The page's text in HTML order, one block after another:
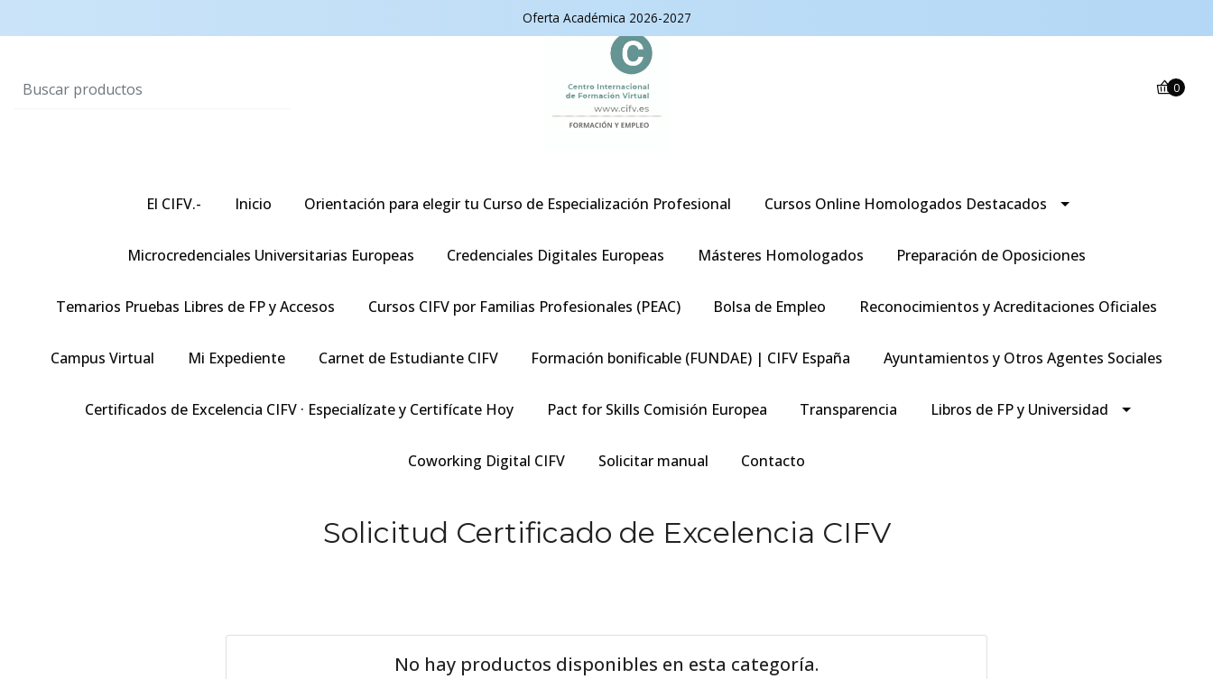
Oferta Académica 2026-2027
0
El CIFV.- Inicio Orientación para elegir tu Curso de Especialización Profesional Cursos Online Homologados Destacados
Microcredenciales Universitarias Europeas Credenciales Digitales Europeas Másteres Homologados Preparación de Oposiciones
Temarios Pruebas Libres de FP y Accesos Cursos CIFV por Familias Profesionales (PEAC) Bolsa de Empleo Reconocimientos y Acreditaciones Oficiales
Campus Virtual Mi Expediente Carnet de Estudiante CIFV Formación bonificable (FUNDAE) | CIFV España Ayuntamientos y Otros Agentes Sociales
Certificados de Excelencia CIFV · Especialízate y Certifícate Hoy Pact for Skills Comisión Europea Transparencia Libros de FP y Universidad
Coworking Digital CIFV Solicitar manual Contacto
Solicitud Certificado de Excelencia CIFV
No hay productos disponibles en esta categoría.